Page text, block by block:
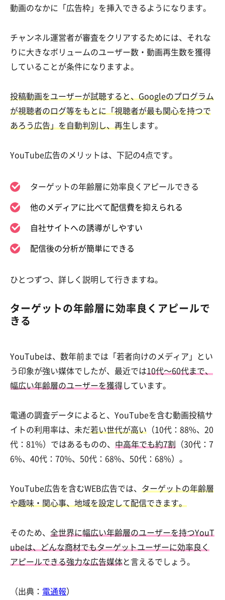
動画のなかに「広告枠」を挿入できるようになります。
チャンネル運営者が審査をクリアするためには、それな
りに大きなボリュームのユーザー数・動画再生数を獲得
していることが条件になりますよ。
投稿動画をユーザーが試聴すると、Googleのプログラム
が視聴者のログ等をもとに「視聴者が最も関心を持つで
あろう広告」を自動判別し、再生 します。
YouTube広告のメリットは、下記の4点です。
ターゲットの年齢層に効率良くアピールできる
他のメディアに比べて配信費を抑えられる
自社サイトへの誘導がしやすい
配信後の分析が簡単にできる
ひとつずつ、詳しく説明して行きますね。
ターゲットの年齢層に効率良くアピールで
きる
YouTubeは、数年前までは「若者向けのメディア」とい
う印象が強い媒体でしたが、最近では10代〜60代まで、
幅広い年齢層のユーザーを獲得しています。
電通の調査データによると、YouTubeを含む動画投稿サ
イトの利用率は、未だ若い世代が高い （10代：88%、20
代：81%）ではあるものの、 中高年でも約7割
（30代：7
6%、40代：70%、50代：68%、50代：68%）。
YouTube広告を含むWEB広告では、 ターゲットの年齢層
や趣味・関心事、地域を設定して配信できます。
そのため、 全世界に幅広い年齢層のユーザーを持つYouT
ubeは、どんな商材でもターゲットユーザーに効率良く
アピールできる強力な広告媒体と言えるでしょう。
（出典： 電通報）